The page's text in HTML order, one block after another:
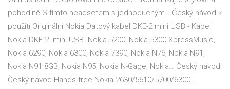
pohodlně S tímto headsetem s jednoduchým… Český návod k
použití Originální Nokia Datový kabel DKE-2 mini USB - Kabel
Nokia DKE-2. mini USB. Nokia 5200, Nokia 5300 XpressMusic,
Nokia 6290, Nokia 6300, Nokia 7390, Nokia N76, Nokia N91,
Nokia N91 8GB, Nokia N95, Nokia N-Gage, Nokia… Český návod
Český návod Hands free Nokia 2630/5610/5700/6300..